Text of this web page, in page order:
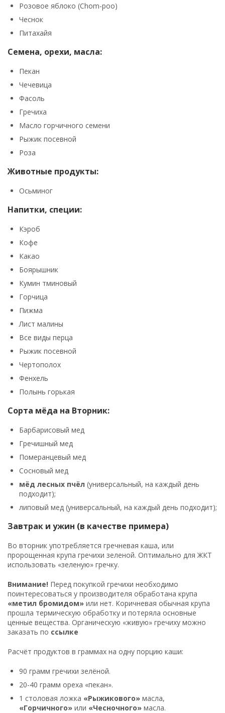
Розовое яблоко (Chom-poo)
Чеснок
Питахайя
Семена, орехи, масла:
Пекан
Чечевица
Фасоль
Гречиха
Масло горчичного семени
Рыжик посевной
Роза
Животные продукты:
Осьминог
Напитки, специи:
Кэроб
Кофе
Какао
Боярышник
Кумин тминовый
Горчица
Пижма
Лист малины
Все виды перца
Рыжик посевной
Чертополох
Фенхель
Полынь горькая
Сорта мёда на Вторник:
Барбарисовый мед
Гречишный мед
Померанцевый мед
Сосновый мед
мёд лесных пчёл (универсальный, на каждый день
подходит);
липовый мед (универсальный, на каждый день подходит);
Завтрак и ужин (в качестве примера)
Во вторник употребляется гречневая каша, или
пророщенная крупа гречихи зеленой. Оптимально для ЖКТ
использовать «зеленую» гречку.
Внимание! Перед покупкой гречихи необходимо
поинтересоваться у производителя обработана крупа
«метил бромидом» или нет. Коричневая обычная крупа
прошла термическую обработку и потеряла основные
ценные вещества. Органическую «живую» гречиху можно
заказать по ссылке
Расчёт продуктов в граммах на одну порцию каши:
90 грамм гречихи зелёной.
20-40 грамм ореха «пекан».
1 столовая ложка «Рыжикового» масла,
«Горчичного» или «Чесночного» масла.